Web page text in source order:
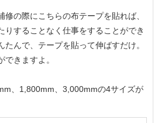
の際にこちらの布テープを貼れば、
りすることなく仕事をすることができ
たんで、テープを貼って伸ばすだけ。
できますよ。
、1,800mm、3,000mmの4サイズが